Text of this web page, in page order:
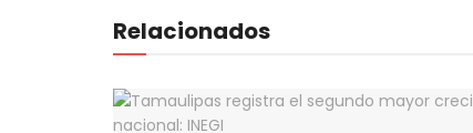
Relacionados